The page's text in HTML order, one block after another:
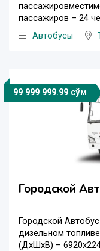
пассажиров – 24
Автобусы
99 999 999.99 сўм
Городской
Городской
дизельном
(ДхШхВ) –